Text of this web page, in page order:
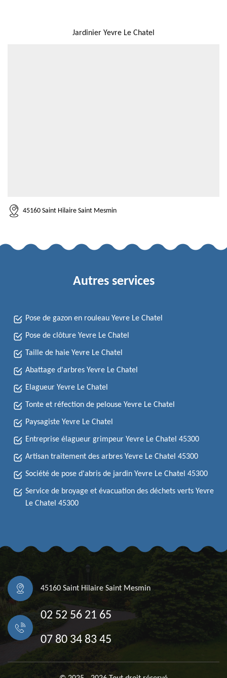
Jardinier Yevre Le Chatel
45160 Saint Hilaire Saint Mesmin
Autres services
Pose de gazon en rouleau Yevre Le Chatel
Pose de clôture Yevre Le Chatel
Taille de haie Yevre Le Chatel
Abattage d'arbres Yevre Le Chatel
Elagueur Yevre Le Chatel
Tonte et réfection de pelouse Yevre Le Chatel
Paysagiste Yevre Le Chatel
Entreprise élagueur grimpeur Yevre Le Chatel 45300
Artisan traitement des arbres Yevre Le Chatel 45300
Société de pose d'abris de jardin Yevre Le Chatel 45300
Service de broyage et évacuation des déchets verts Yevre
Le Chatel 45300
45160 Saint Hilaire Saint Mesmin
02 52 56 21 65
07 80 34 83 45